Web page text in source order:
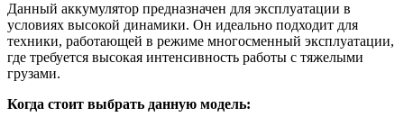
Данный аккумулятор предназначен для эксплуатации в
условиях высокой динамики. Он идеально подходит для
техники, работающей в режиме многосменный эксплуатации,
где требуется высокая интенсивность работы с тяжелыми
грузами.
Когда стоит выбрать данную модель: